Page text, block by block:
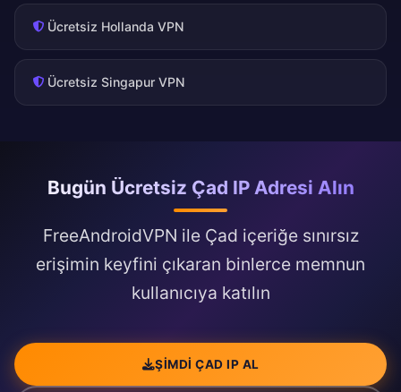
Ücretsiz Hollanda VPN
Ücretsiz Singapur VPN
Bugün Ücretsiz Çad IP Adresi Alın
FreeAndroidVPN ile Çad içeriğe sınırsız
erişimin keyfini çıkaran binlerce memnun
kullanıcıya katılın
ŞIMDI ÇAD IP AL